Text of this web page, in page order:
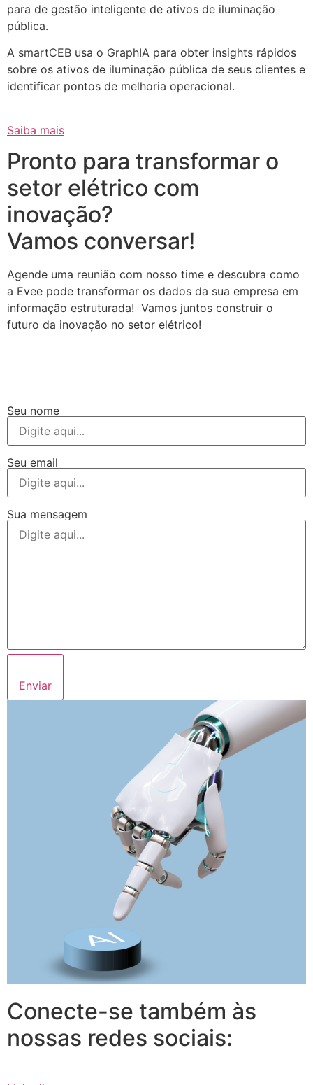
para de gestão inteligente de ativos de iluminação
pública.
A smartCEB usa o GraphIA para obter insights rápidos
sobre os ativos de iluminação pública de seus clientes e
identificar pontos de melhoria operacional.
Saiba mais
Pronto para transformar o
setor elétrico com
inovação?
Vamos conversar!
Agende uma reunião com nosso time e descubra como
a Evee pode transformar os dados da sua empresa em
informação estruturada! Vamos juntos construir o
futuro da inovação no setor elétrico!
Seu nome
Seu email
Sua mensagem
Enviar
Conecte-se também às
nossas redes sociais: